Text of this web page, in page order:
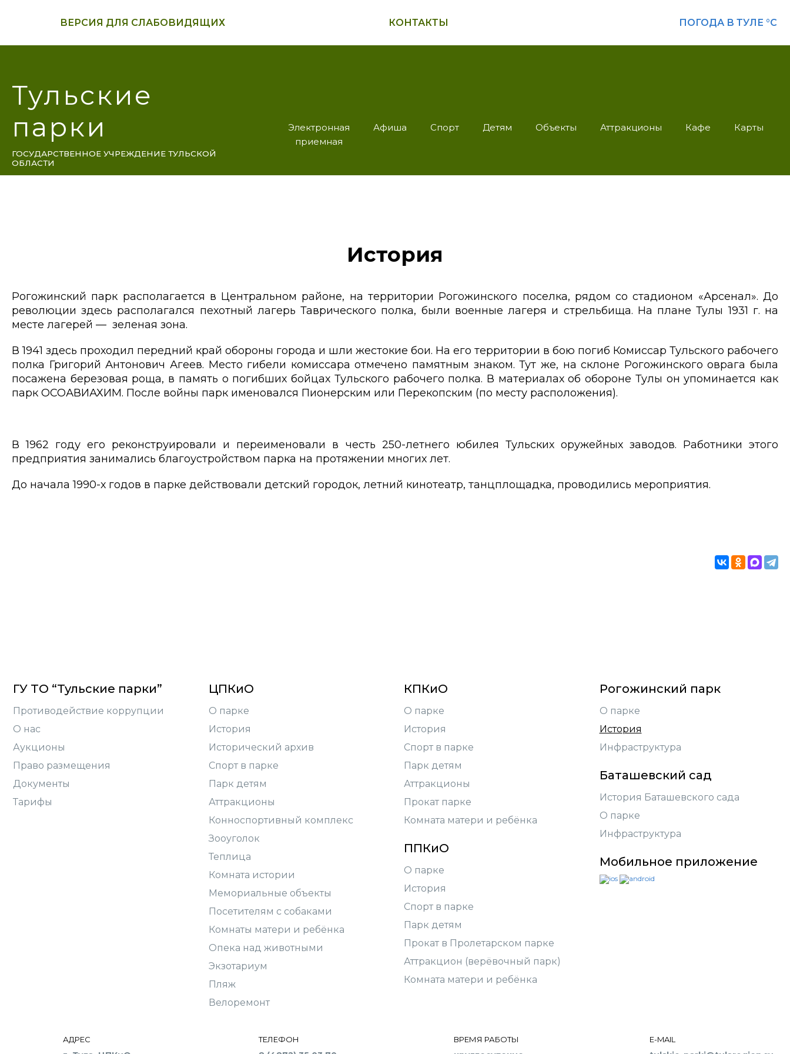
ВЕРСИЯ ДЛЯ СЛАБОВИДЯЩИХ КОНТАКТЫ ПОГОДА В ТУЛЕ °C
Тульские
парки
ГОСУДАРСТВЕННОЕ УЧРЕЖДЕНИЕ ТУЛЬСКОЙ
ОБЛАСТИ
Электронная
приемная
Афиша Спорт Детям Объекты Аттракционы Кафе Карты
История
Рогожинский парк располагается в Центральном районе, на территории Рогожинского поселка, рядом со стадионом «Арсенал». До
революции здесь располагался пехотный лагерь Таврического полка, были военные лагеря и стрельбища. На плане Тулы 1931 г. на
месте лагерей — зеленая зона.
В 1941 здесь проходил передний край обороны города и шли жестокие бои. На его территории в бою погиб Комиссар Тульского рабочего
полка Григорий Антонович Агеев. Место гибели комиссара отмечено памятным знаком. Тут же, на склоне Рогожинского оврага была
посажена березовая роща, в память о погибших бойцах Тульского рабочего полка. В материалах об обороне Тулы он упоминается как
парк ОСОАВИАХИМ. После войны парк именовался Пионерским или Перекопским (по месту расположения).
В 1962 году его реконструировали и переименовали в честь 250-летнего юбилея Тульских оружейных заводов. Работники этого
предприятия занимались благоустройством парка на протяжении многих лет.
До начала 1990-х годов в парке действовали детский городок, летний кинотеатр, танцплощадка, проводились мероприятия.
ГУ ТО “Тульские парки”
Противодействие коррупции
О нас
Аукционы
Право размещения
Документы
Тарифы
ЦПКиО
О парке
История
Исторический архив
Спорт в парке
Парк детям
Аттракционы
Конноспортивный комплекс
Зооуголок
Теплица
Комната истории
Мемориальные объекты
Посетителям с собаками
Комнаты матери и ребёнка
Опека над животными
Экзотариум
Пляж
Велоремонт
КПКиО
О парке
История
Спорт в парке
Парк детям
Аттракционы
Прокат парке
Комната матери и ребёнка
ППКиО
О парке
История
Спорт в парке
Парк детям
Прокат в Пролетарском парке
Аттракцион (верёвочный парк)
Комната матери и ребёнка
Рогожинский парк
О парке
История
Инфраструктура
Баташевский сад
История Баташевского сада
О парке
Инфраструктура
Мобильное приложение
АДРЕС ТЕЛЕФОН ВРЕМЯ РАБОТЫ E-MAIL